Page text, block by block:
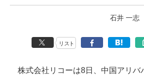
石井 一志
リスト
株式会社リコーは8日、中国アリバ